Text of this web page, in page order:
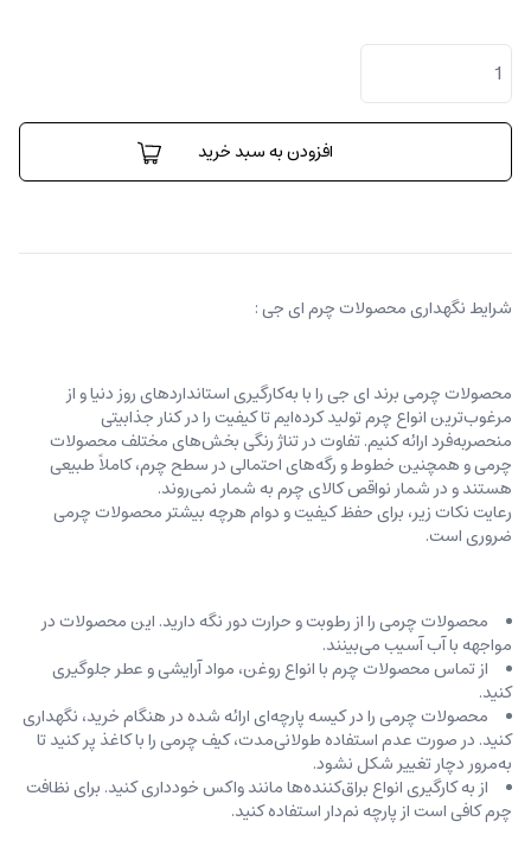
کیف
اسلیم
لاین
فولیو
جی
افزودن به سبد خرید
شرایط نگهداری محصولات چرم ای جی :
محصولات چرمی برند ای جی را با به‌کارگیری استانداردهای روز دنیا و از
مرغوب‌ترین انواع چرم تولید کرده‌ایم تا کیفیت را در کنار جذابیتی
منحصربه‌فرد ارائه کنیم. تفاوت در تناژ رنگی بخش‌های مختلف محصولات
چرمی و همچنین خطوط و رگه‌‌های احتمالی در سطح چرم، کاملاً طبیعی
هستند و در شمار نواقص کالای چرم به شمار نمی‌روند.
رعایت نکات زیر، برای حفظ کیفیت و دوام هرچه بیشتر محصولات چرمی
ضروری است.
محصولات چرمی را از رطوبت و حرارت دور نگه دارید. این محصولات در
مواجهه با آب آسیب می‌بینند.
از تماس محصولات چرم با انواع روغن‌، مواد آرایشی و عطر جلوگیری
کنید.
محصولات چرمی را در کیسه‌ پارچه‌ای ارائه شده در هنگام خرید، ‌نگهداری
کنید. در صورت عدم استفاده طولانی‌مدت، کیف‌ چرمی را با کاغذ پر کنید تا
به‌مرور دچار تغییر شکل نشود.
از به کارگیری انواع براق‌کننده‌ها مانند واکس خودداری کنید. برای نظافت
چرم کافی است از پارچه‌ نم‌دار استفاده کنید.